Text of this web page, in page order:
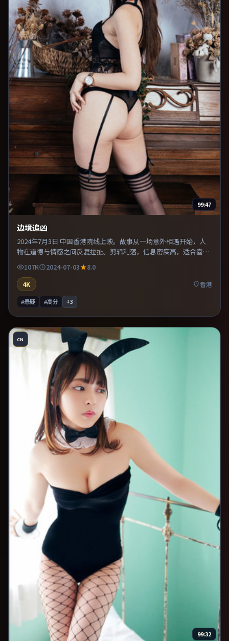
99:47
边境追凶
2024年7月3日 中国香港院线上映。故事从一场意外相遇开始，人
物在道德与情感之间反复拉扯。剪辑利落，信息密度高，适合喜欢
烧脑与推理的观众。既有类型片爽感，也保留作者表达，口碑潜力
不俗。
107K 2024-07-03
8.0
4K
香港
#悬疑 #高分 +3
CN
99:32